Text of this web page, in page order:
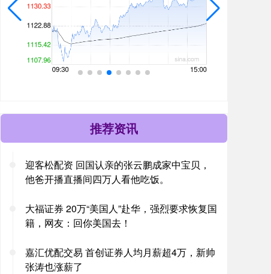
推荐资讯
迎客松配资 回国认亲的张云鹏成家中宝贝，
他爸开播直播间四万人看他吃饭。
大福证券 20万“美国人”赴华，强烈要求恢复国
籍，网友：回你美国去！
嘉汇优配交易 首创证券人均月薪超4万，新帅
张涛也涨薪了